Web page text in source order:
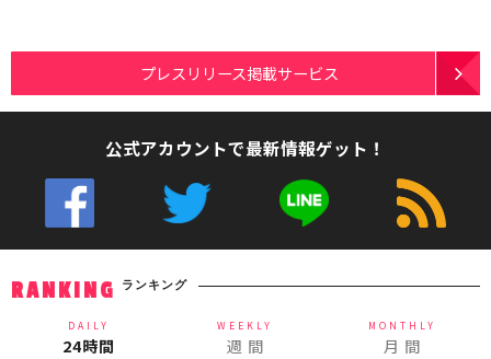
プレスリリース掲載サービス
公式アカウントで最新情報ゲット！
RANKING ランキング
DAILY
24時間
WEEKLY
週 間
MONTHLY
月 間